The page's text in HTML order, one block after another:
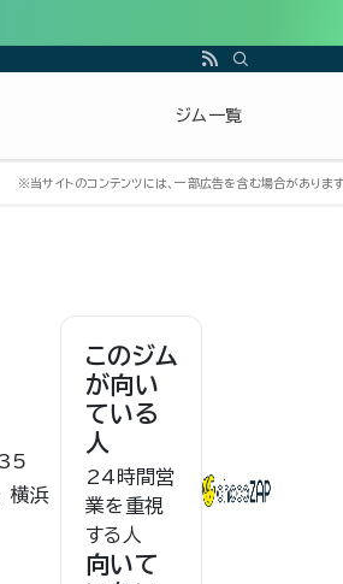
ジム一覧
35
横浜
このジム
が向い
ている
人
24時間営
業を重視
する人
向いて